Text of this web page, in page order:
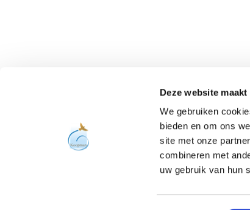
Deze website
We gebruiken
bieden en om ons
site met onze
combineren met
uw gebruik van hun
Blijf op de hoogte